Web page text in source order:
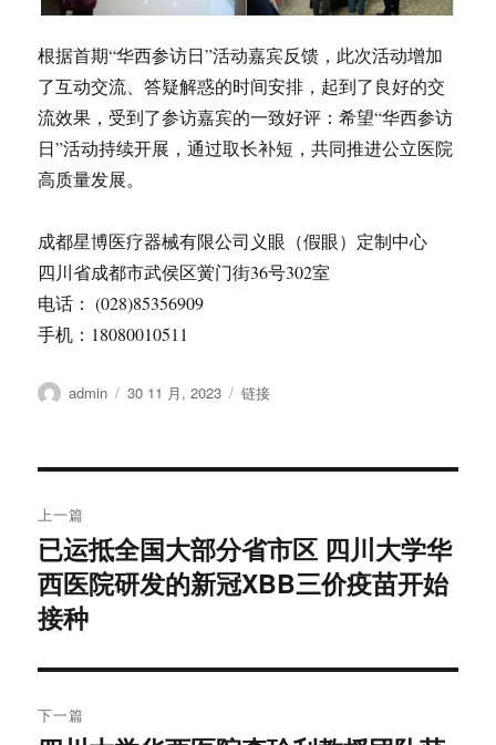
根据首期“华西参访日”活动嘉宾反馈，此次活动增加
了互动交流、答疑解惑的时间安排，起到了良好的交
流效果，受到了参访嘉宾的一致好评：希望“华西参访
日”活动持续开展，通过取长补短，共同推进公立医院
高质量发展。
成都星博医疗器械有限公司义眼（假眼）定制中心
四川省成都市武侯区黉门街36号302室
电话： (028)85356909
手机：18080010511
作
admin
发
30 11 月, 2023
格
链接
章
导
航
上一篇
上
篇
文
已运抵全国大部分省市区 四川大学华
西医院研发的新冠XBB三价疫苗开始
接种
下一篇